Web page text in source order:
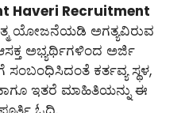
Haveri Recruitment
ಯೋಜನೆಯಡಿ ಅಗತ್ಯವಿರುವ
ಅಭ್ಯರ್ಥಿಗಳಿಂದ ಅರ್ಜಿ
ಸಂಬಂಧಿಸಿದಂತೆ ಕರ್ತವ್ಯ ಸ್ಥಳ,
ಇತರೆ ಮಾಹಿತಿಯನ್ನು ಈ